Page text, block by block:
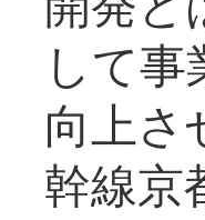
して
向上さ
幹線京